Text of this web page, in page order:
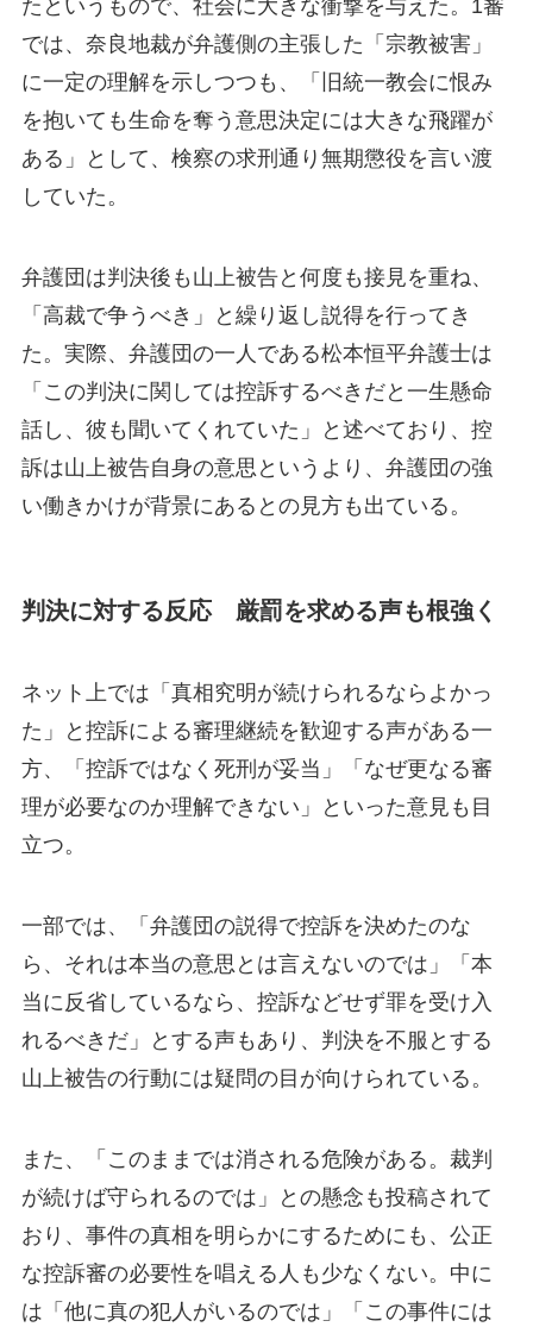
たというもので、社会に大きな衝撃を与えた。1審
では、奈良地裁が弁護側の主張した「宗教被害」
に一定の理解を示しつつも、「旧統一教会に恨み
を抱いても生命を奪う意思決定には大きな飛躍が
ある」として、検察の求刑通り無期懲役を言い渡
していた。
弁護団は判決後も山上被告と何度も接見を重ね、
「高裁で争うべき」と繰り返し説得を行ってき
た。実際、弁護団の一人である松本恒平弁護士は
「この判決に関しては控訴するべきだと一生懸命
話し、彼も聞いてくれていた」と述べており、控
訴は山上被告自身の意思というより、弁護団の強
い働きかけが背景にあるとの見方も出ている。
判決に対する反応 厳罰を求める声も根強く
ネット上では「真相究明が続けられるならよかっ
た」と控訴による審理継続を歓迎する声がある一
方、「控訴ではなく死刑が妥当」「なぜ更なる審
理が必要なのか理解できない」といった意見も目
立つ。
一部では、「弁護団の説得で控訴を決めたのな
ら、それは本当の意思とは言えないのでは」「本
当に反省しているなら、控訴などせず罪を受け入
れるべきだ」とする声もあり、判決を不服とする
山上被告の行動には疑問の目が向けられている。
また、「このままでは消される危険がある。裁判
が続けば守られるのでは」との懸念も投稿されて
おり、事件の真相を明らかにするためにも、公正
な控訴審の必要性を唱える人も少なくない。中に
は「他に真の犯人がいるのでは」「この事件には